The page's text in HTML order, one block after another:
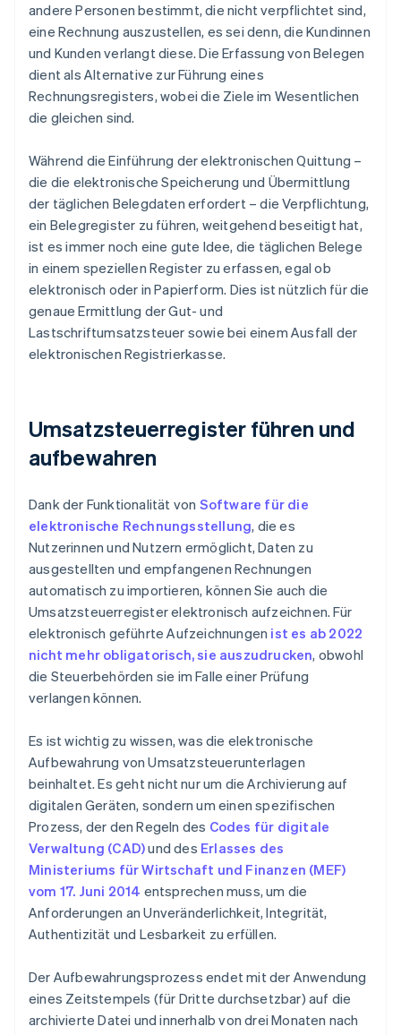
andere Personen bestimmt, die nicht verpflichtet sind,
eine Rechnung auszustellen, es sei denn, die Kundinnen
und Kunden verlangt diese. Die Erfassung von Belegen
dient als Alternative zur Führung eines
Rechnungsregisters, wobei die Ziele im Wesentlichen
die gleichen sind.
Während die Einführung der elektronischen Quittung –
die die elektronische Speicherung und Übermittlung
der täglichen Belegdaten erfordert – die Verpflichtung,
ein Belegregister zu führen, weitgehend beseitigt hat,
ist es immer noch eine gute Idee, die täglichen Belege
in einem speziellen Register zu erfassen, egal ob
elektronisch oder in Papierform. Dies ist nützlich für die
genaue Ermittlung der Gut- und
Lastschriftumsatzsteuer sowie bei einem Ausfall der
elektronischen Registrierkasse.
Umsatzsteuerregister führen und
aufbewahren
Dank der Funktionalität von Software für die
elektronische Rechnungsstellung, die es
Nutzerinnen und Nutzern ermöglicht, Daten zu
ausgestellten und empfangenen Rechnungen
automatisch zu importieren, können Sie auch die
Umsatzsteuerregister elektronisch aufzeichnen. Für
elektronisch geführte Aufzeichnungen ist es ab 2022
nicht mehr obligatorisch, sie auszudrucken, obwohl
die Steuerbehörden sie im Falle einer Prüfung
verlangen können.
Es ist wichtig zu wissen, was die elektronische
Aufbewahrung von Umsatzsteuerunterlagen
beinhaltet. Es geht nicht nur um die Archivierung auf
digitalen Geräten, sondern um einen spezifischen
Prozess, der den Regeln des Codes für digitale
Verwaltung (CAD)und des Erlasses des
Ministeriums für Wirtschaft und Finanzen (MEF)
vom 17. Juni 2014 entsprechen muss, um die
Anforderungen an Unveränderlichkeit, Integrität,
Authentizität und Lesbarkeit zu erfüllen.
Der Aufbewahrungsprozess endet mit der Anwendung
eines Zeitstempels (für Dritte durchsetzbar) auf die
archivierte Datei und innerhalb von drei Monaten nach